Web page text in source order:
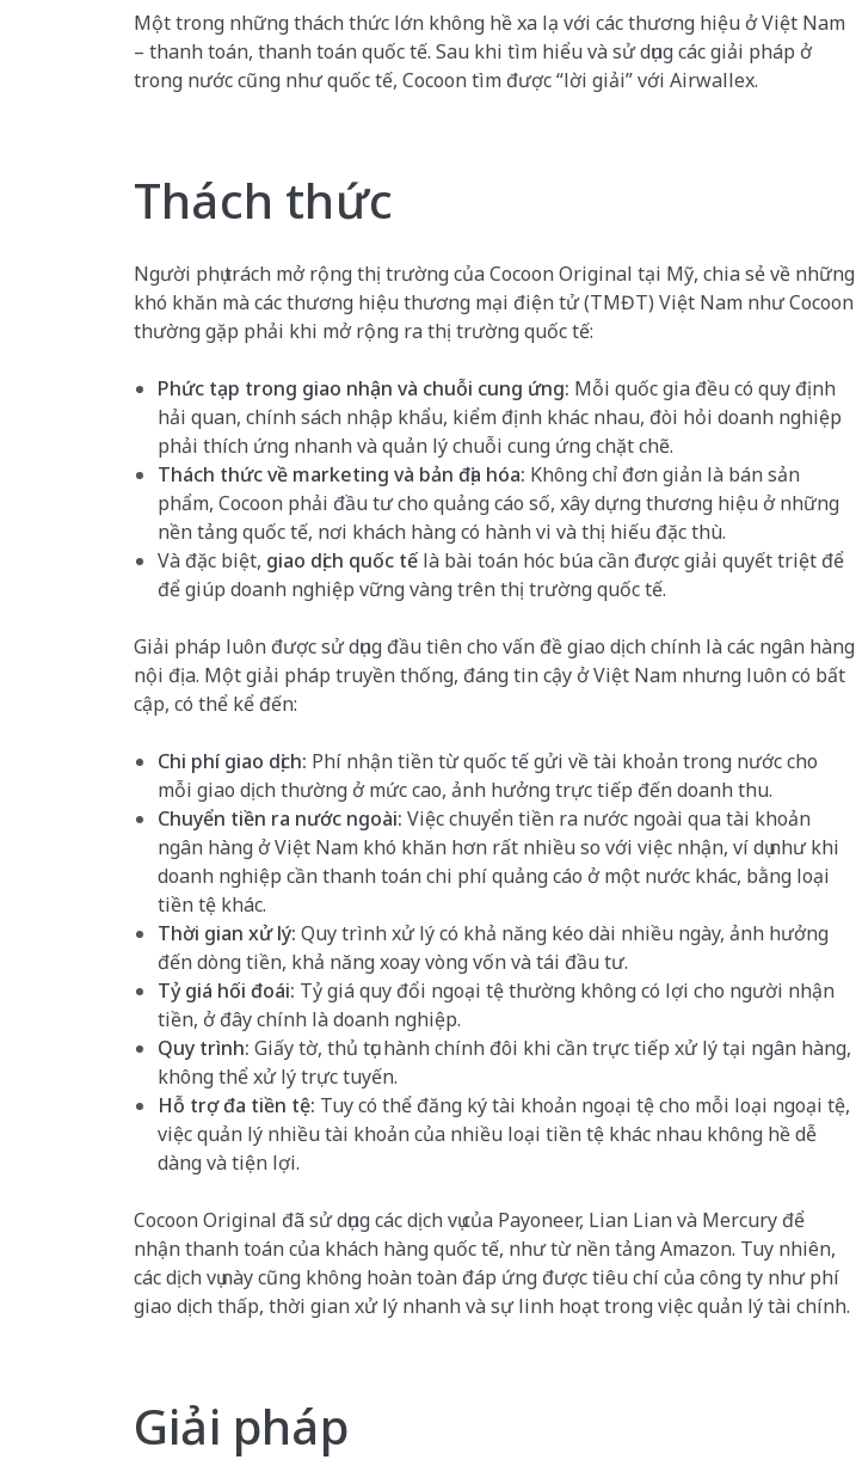
Một trong những thách thức lớn không hề xa lạ với các thương hiệu ở Việt Nam
– thanh toán, thanh toán quốc tế. Sau khi tìm hiểu và sử dụng các giải pháp ở
trong nước cũng như quốc tế, Cocoon tìm được “lời giải” với Airwallex.
Thách thức
Người phụ trách mở rộng thị trường của Cocoon Original tại Mỹ, chia sẻ về những
khó khăn mà các thương hiệu thương mại điện tử (TMĐT) Việt Nam như Cocoon
thường gặp phải khi mở rộng ra thị trường quốc tế:
Phức tạp trong giao nhận và chuỗi cung ứng: Mỗi quốc gia đều có quy định
hải quan, chính sách nhập khẩu, kiểm định khác nhau, đòi hỏi doanh nghiệp
phải thích ứng nhanh và quản lý chuỗi cung ứng chặt chẽ.
Thách thức về marketing và bản địa hóa: Không chỉ đơn giản là bán sản
phẩm, Cocoon phải đầu tư cho quảng cáo số, xây dựng thương hiệu ở những
nền tảng quốc tế, nơi khách hàng có hành vi và thị hiếu đặc thù.
Và đặc biệt, giao dịch quốc tế là bài toán hóc búa cần được giải quyết triệt để
để giúp doanh nghiệp vững vàng trên thị trường quốc tế.
Giải pháp luôn được sử dụng đầu tiên cho vấn đề giao dịch chính là các ngân hàng
nội địa. Một giải pháp truyền thống, đáng tin cậy ở Việt Nam nhưng luôn có bất
cập, có thể kể đến:
Chi phí giao dịch: Phí nhận tiền từ quốc tế gửi về tài khoản trong nước cho
mỗi giao dịch thường ở mức cao, ảnh hưởng trực tiếp đến doanh thu.
Chuyển tiền ra nước ngoài: Việc chuyển tiền ra nước ngoài qua tài khoản
ngân hàng ở Việt Nam khó khăn hơn rất nhiều so với việc nhận, ví dụ như khi
doanh nghiệp cần thanh toán chi phí quảng cáo ở một nước khác, bằng loại
tiền tệ khác.
Thời gian xử lý: Quy trình xử lý có khả năng kéo dài nhiều ngày, ảnh hưởng
đến dòng tiền, khả năng xoay vòng vốn và tái đầu tư.
Tỷ giá hối đoái: Tỷ giá quy đổi ngoại tệ thường không có lợi cho người nhận
tiền, ở đây chính là doanh nghiệp.
Quy trình: Giấy tờ, thủ tục hành chính đôi khi cần trực tiếp xử lý tại ngân hàng,
không thể xử lý trực tuyến.
Hỗ trợ đa tiền tệ: Tuy có thể đăng ký tài khoản ngoại tệ cho mỗi loại ngoại tệ,
việc quản lý nhiều tài khoản của nhiều loại tiền tệ khác nhau không hề dễ
dàng và tiện lợi.
Cocoon Original đã sử dụng các dịch vụ của Payoneer, Lian Lian và Mercury để
nhận thanh toán của khách hàng quốc tế, như từ nền tảng Amazon. Tuy nhiên,
các dịch vụ này cũng không hoàn toàn đáp ứng được tiêu chí của công ty như phí
giao dịch thấp, thời gian xử lý nhanh và sự linh hoạt trong việc quản lý tài chính.
Giải pháp